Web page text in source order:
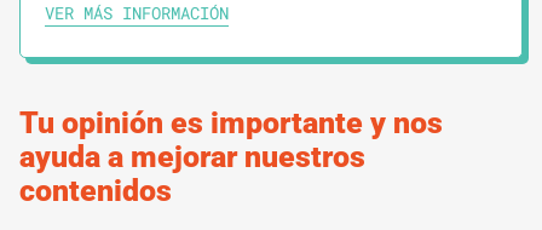
5.
6. HERRAMIENTAS 1 MINUTO
Modelo de encuentro para capacitación de
Tu opinión es importante y nos
ayuda a mejorar nuestros
contenidos
VER MÁS INFORMACIÓN